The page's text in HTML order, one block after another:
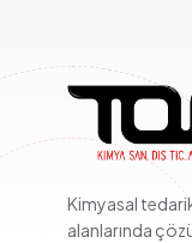
Kimyasal
alanlarında